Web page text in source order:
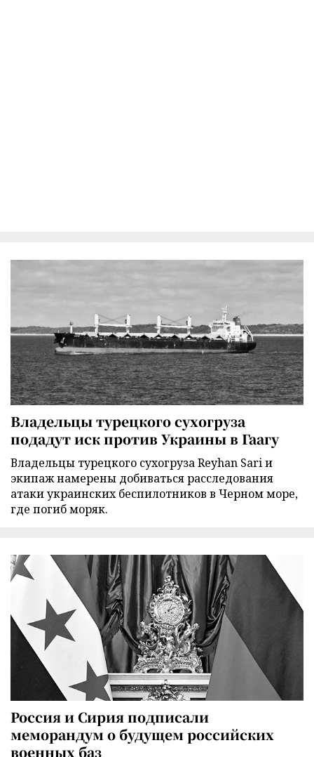
Владельцы турецкого сухогруза
подадут иск против Украины в Гаагу
Владельцы турецкого сухогруза Reyhan Sari и
экипаж намерены добиваться расследования
атаки украинских беспилотников в Черном море,
где погиб моряк.
Россия и Сирия подписали
меморандум о будущем российских
военных баз